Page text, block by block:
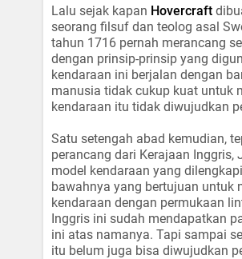
Lalu sejak kapan Hovercraft
seorang filsuf dan teolog asal
tahun 1716 pernah merancang
dengan prinsip-prinsip yang
kendaraan ini berjalan dengan
manusia tidak cukup kuat untuk
kendaraan itu tidak diwujudkan
Satu setengah abad kemudian,
perancang dari Kerajaan
model kendaraan yang
bawahnya yang bertujuan untuk
kendaraan dengan permukaan
Inggris ini sudah mendapatkan
ini atas namanya. Tapi sampai
itu belum juga bisa diwujudkan